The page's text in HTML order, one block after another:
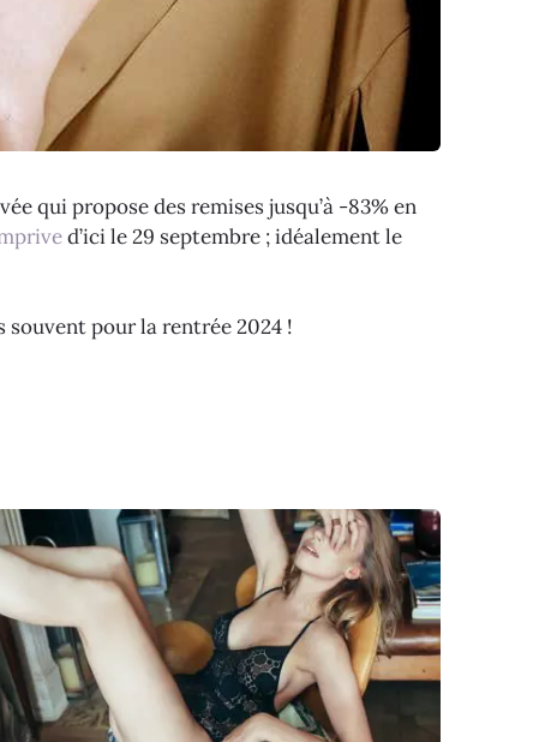
qui propose des remises jusqu’à -83% en
d’ici le 29 septembre ; idéalement le
pour la rentrée 2024 !